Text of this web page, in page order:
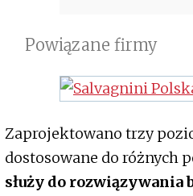
Powiązane firmy
Zaprojektowano trzy
dostosowane do różnych
służy do rozwiązywania